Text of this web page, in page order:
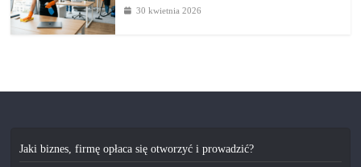
30 kwietnia 2026
Jaki biznes, firmę opłaca się otworzyć i prowadzić?